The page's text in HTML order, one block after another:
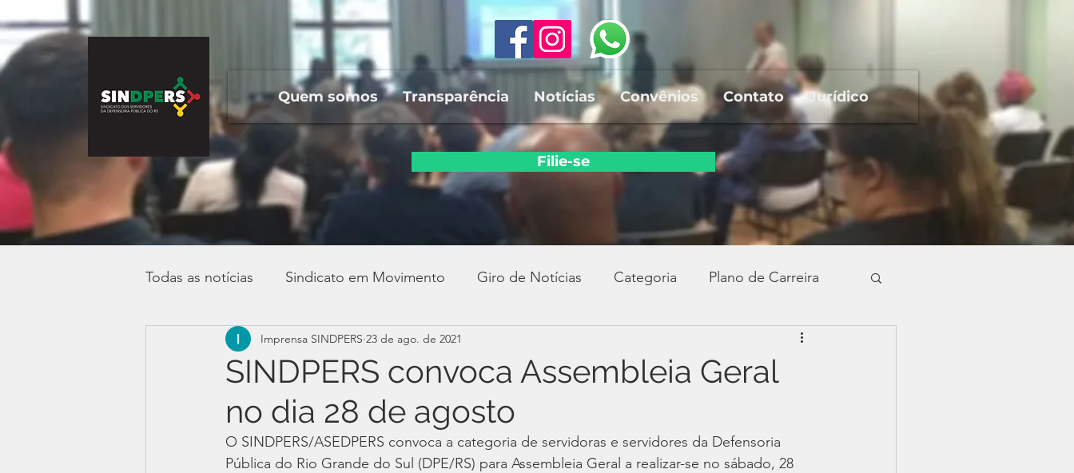
Quem somos Transparência Notícias Convênios Contato Jurídico
Filie-se
Todas as notícias Sindicato em Movimento Giro de Notícias Categoria Plano de Carreira
Campanha Salarial
SINDPERS convoca Assembleia Geral
no dia 28 de agosto
Imprensa SINDPERS 23 de ago. de 2021
O SINDPERS/ASEDPERS convoca a categoria de servidoras e servidores da Defensoria
Pública do Rio Grande do Sul (DPE/RS) para Assembleia Geral a realizar-se no sábado, 28